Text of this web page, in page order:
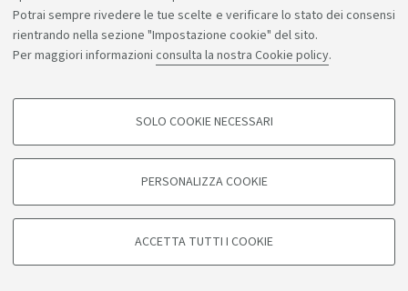
Potrai sempre rivedere le tue scelte e verificare lo stato dei consensi
rientrando nella sezione "Impostazione cookie" del sito.
Per maggiori informazioni consulta la nostra Cookie policy.
COOKIE DI PROFILAZIONE - FACOLTATIVI
degli utenti, creare profili in base al loro comportamento sul sito, per analisi
di marketing.
Google/Youtube Video
SOLO COOKIE NECESSARI
PERSONALIZZA COOKIE
ACCETTA TUTTI I COOKIE
disponibile
Professore associato
Vai al sito del docente